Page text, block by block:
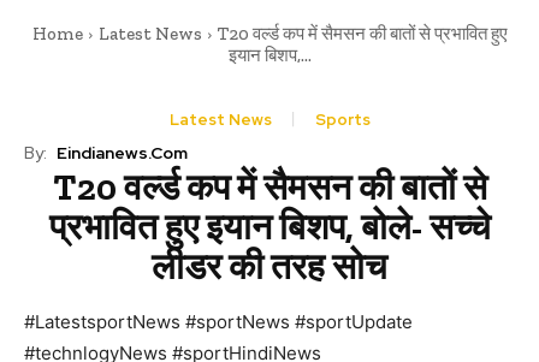
Home Latest News
T20 वर्ल्ड कप में सैमसन की बातों से प्रभावित हुए
इयान बिशप,...
Latest News Sports
By: Eindianews.com
T20 वर्ल्ड कप में सैमसन की बातों से
प्रभावित हुए इयान बिशप, बोले- सच्चे
लीडर की तरह सोच
#LatestsportNews #sportNews #sportUpdate
#technlogyNews #sportHindiNews